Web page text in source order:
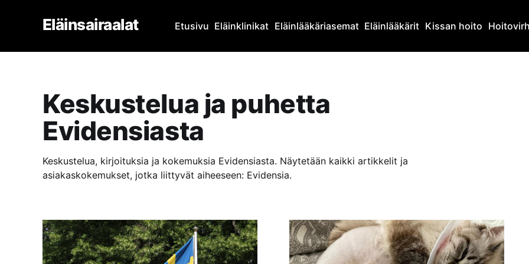
Eläinsairaalat Etusivu Eläinklinikat Eläinlääkäriasemat Eläinlääkärit Kissan hoito
Keskustelua ja puhetta
Evidensiasta
Keskustelua, kirjoituksia ja kokemuksia Evidensiasta. Näytetään kaikki artikkelit ja
asiakaskokemukset, jotka liittyvät aiheeseen: Evidensia.